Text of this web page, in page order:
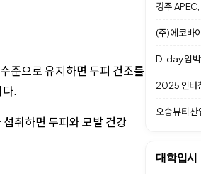
준으로 유지하면 두피 건조를
.
취하면 두피와 모발 건강
대학입시